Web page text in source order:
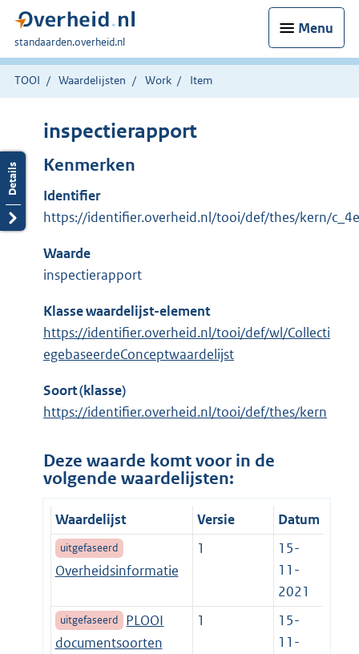
Menu
U
bent
hier:
standaarden.overheid.nl
TOOI Waardelijsten Work Item
inspectierapport
Kenmerken
Identifier
https://identifier.overheid.nl/tooi/def/thes/kern/
Waarde
inspectierapport
Klasse waardelijst-element
https://identifier.overheid.nl/tooi/def/wl/Collecti
egebaseerdeConceptwaardelijst
Soort (klasse)
https://identifier.overheid.nl/tooi/def/thes/kern
Deze waarde komt voor in de
volgende waardelijsten:
Waardelijst Versie Datum
uitgefaseerd
Overheidsinformatie
1
15-
11-
2021
uitgefaseerd
PLOOI
documentsoorten
1
15-
11-